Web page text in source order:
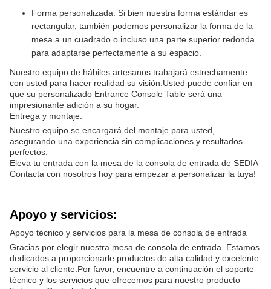
Forma personalizada: Si bien nuestra forma estándar es
rectangular, también podemos personalizar la forma de la
mesa a un cuadrado o incluso una parte superior redonda
para adaptarse perfectamente a su espacio.
Nuestro equipo de hábiles artesanos trabajará estrechamente
con usted para hacer realidad su visión.Usted puede confiar en
que su personalizado Entrance Console Table será una
impresionante adición a su hogar.
Entrega y montaje:
Nuestro equipo se encargará del montaje para usted,
asegurando una experiencia sin complicaciones y resultados
perfectos.
Eleva tu entrada con la mesa de la consola de entrada de SEDIA
Contacta con nosotros hoy para empezar a personalizar la tuya!
Apoyo y servicios:
Apoyo técnico y servicios para la mesa de consola de entrada
Gracias por elegir nuestra mesa de consola de entrada. Estamos
dedicados a proporcionarle productos de alta calidad y excelente
servicio al cliente.Por favor, encuentre a continuación el soporte
técnico y los servicios que ofrecemos para nuestro producto